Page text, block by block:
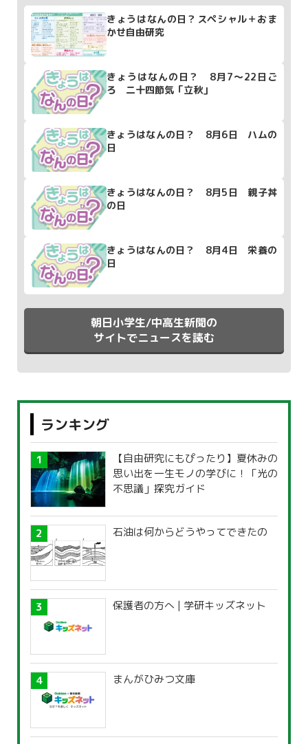
きょうはなんの日？スペシャル＋おま
かせ自由研究
きょうはなんの日？ 8月7～22日ご
ろ 二十四節気「立秋」
きょうはなんの日？ 8月6日 ハムの
日
きょうはなんの日？ 8月5日 親子丼
の日
きょうはなんの日？ 8月4日 栄養の
日
朝日小学生/中高生新聞の
サイトでニュースを読む
ランキング
【自由研究にもぴったり】夏休みの
思い出を一生モノの学びに！「光の
不思議」探究ガイド
石油は何からどうやってできたの
保護者の方へ | 学研キッズネット
まんがひみつ文庫